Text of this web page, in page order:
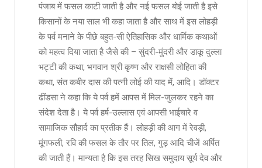
पंजाब में फसल काटी जाती है और नई फसल बोई जाती है इसे
किसानों के नया साल भी कहा जाता है और साथ में इस लोहड़ी
के पर्व मनाने के पीछे बहुत-सी ऐतिहासिक और धार्मिक कथाओं
को महत्व दिया जाता है जैसे की – सुंदरी-मुंदरी और डाकू दुल्ला
भट्टी की कथा, भगवान श्री कृष्ण और राक्षसी लोहिता की
कथा, संत कबीर दास की पत्नी लोई की याद में, आदि। डॉक्टर
ढींडसा ने कहा कि ये पर्व हमें आपस में मिल-जुलकर रहने का
संदेश देता है। ये पर्व हर्ष-उल्लास एवं आपसी भाईचारे व
सामाजिक सौहार्द का प्रतीक हैं। लोहड़ी की आग में रेवड़ी,
मूंगफली, रवि की फसल के तौर पर तिल, गुड़ आदि चीजें अर्पित
की जाती हैं। मान्यता है कि इस तरह सिख समुदाय सूर्य देव और